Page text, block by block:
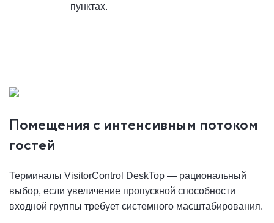
пунктах.
Помещения с интенсивным потоком
гостей
Терминалы VisitorControl DeskTop — рациональный
выбор, если увеличение пропускной способности
входной группы требует системного масштабирования.